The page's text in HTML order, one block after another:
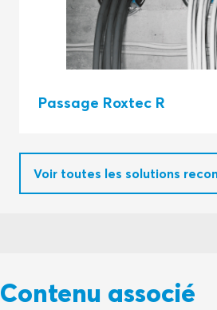
Passage Roxtec R
Voir toutes les solutions
Contenu associé